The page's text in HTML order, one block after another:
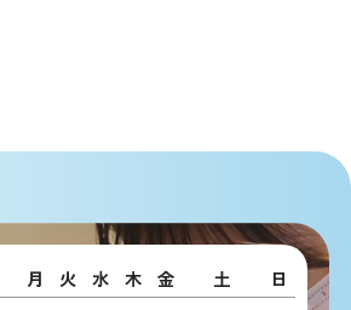
月 火 水 木 金 土
日